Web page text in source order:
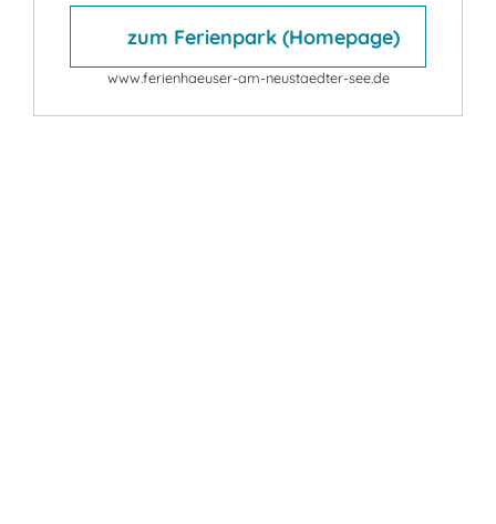
zum Ferienpark (Homepage)
www.ferienhaeuser-am-neustaedter-see.de